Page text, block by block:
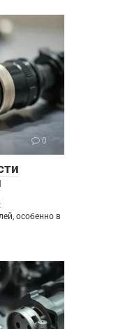
0
особенно в